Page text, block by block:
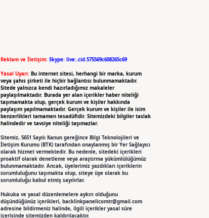
Reklam ve İletişim: Skype: live:.cid.575569c608265c69
Yasal Uyarı: Bu internet sitesi, herhangi bir marka, kurum
veya şahıs şirketi ile hiçbir bağlantısı bulunmamaktadır.
Sitede yalnızca kendi hazırladığımız makaleler
paylaşılmaktadır. Burada yer alan içerikler haber niteliği
taşımamakta olup, gerçek kurum ve kişiler hakkında
paylaşım yapılmamaktadır. Gerçek kurum ve kişiler ile isim
benzerlikleri tamamen tesadüfidir. Sitemizdeki bilgiler taslak
halindedir ve tavsiye niteliği taşımazlar.
Sitemiz, 5651 Sayılı Kanun gereğince Bilgi Teknolojileri ve
İletişim Kurumu (BTK) tarafından onaylanmış bir Yer Sağlayıcı
olarak hizmet vermektedir. Bu nedenle, sitedeki içerikleri
proaktif olarak denetleme veya araştırma yükümlülüğümüz
bulunmamaktadır. Ancak, üyelerimiz yazdıkları içeriklerin
sorumluluğunu taşımakta olup, siteye üye olarak bu
sorumluluğu kabul etmiş sayılırlar.
Hukuka ve yasal düzenlemelere aykırı olduğunu
düşündüğünüz içerikleri, backlinkpanelicomtr@gmail.com
adresine bildirmeniz halinde, ilgili içerikler yasal süre
içerisinde sitemizden kaldırılacaktır.